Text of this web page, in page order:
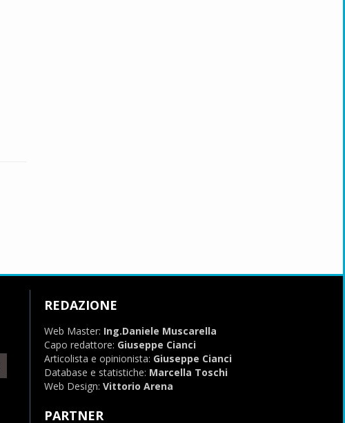
REDAZIONE
Web Master: Ing.Daniele Muscarella
Capo redattore: Giuseppe Cianci
Articolista e opinionista: Giuseppe Cianci
Database e statistiche: Marcella Toschi
Web Design: Vittorio Arena
PARTNER